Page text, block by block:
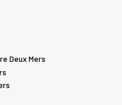
Deux Mers